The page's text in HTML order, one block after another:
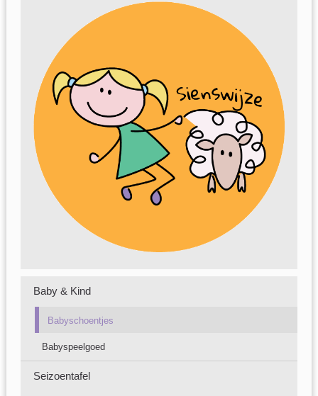
Baby & Kind
Babyschoentjes
Babyspeelgoed
Seizoentafel